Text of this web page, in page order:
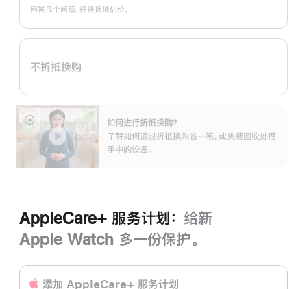
换
购
划：
回答几个问题，获得折抵估价。
不折抵换购
如何进行折抵换购？
了解如何通过折抵换购省一笔，或免费回收处理
手中的设备。
展
AppleCare+ 服务计划： 给新
Apple Watch 多一份保护。
添加 AppleCare+ 服务计‍划